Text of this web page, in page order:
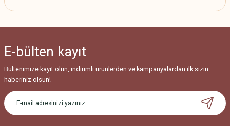
E-bülten kayıt
Bültenimize kayıt olun, indirimli ürünlerden ve kampanyalardan ilk sizin
haberiniz olsun!